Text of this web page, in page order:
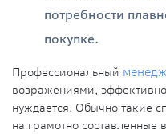
потребности
покупке.
Профессиональный
возражениями,
нуждается. Обычно такие
на грамотно составленные